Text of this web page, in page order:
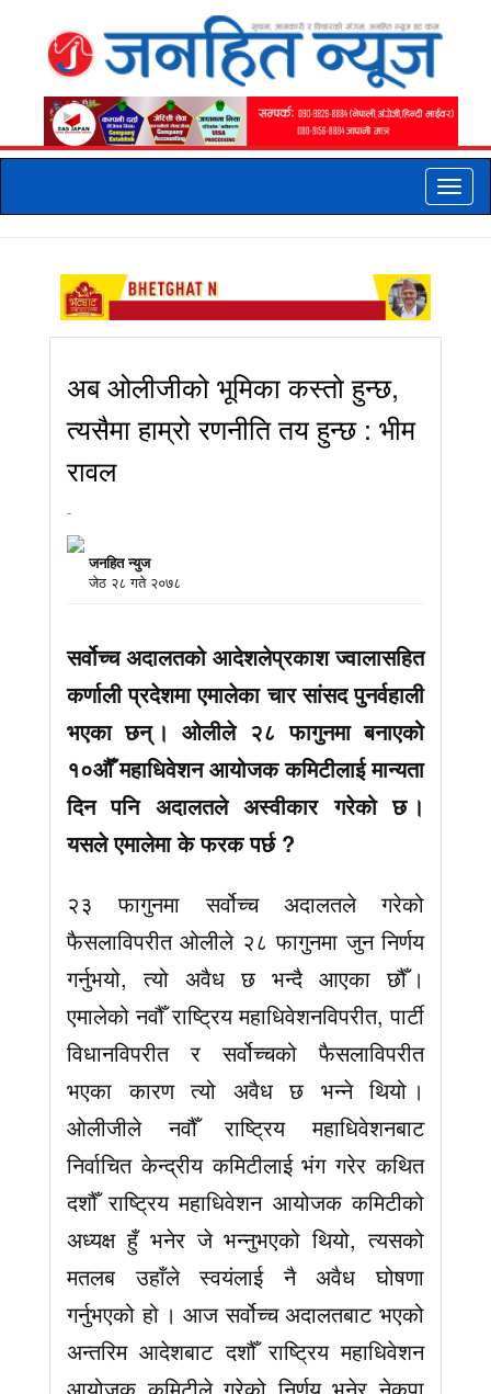
Toggle
अब ओलीजीको भूमिका कस्तो हुन्छ,
त्यसैमा हाम्रो रणनीति तय हुन्छ : भीम
रावल
-
जनहित न्युज
जेठ २८ गते २०७८
सर्वोच्च अदालतको आदेशलेप्रकाश ज्वालासहित
कर्णाली प्रदेशमा एमालेका चार सांसद पुनर्वहाली
भएका छन् । ओलीले २८ फागुनमा बनाएको
१०औँ महाधिवेशन आयोजक कमिटीलाई मान्यता
दिन पनि अदालतले अस्वीकार गरेको छ ।
यसले एमालेमा के फरक पर्छ ?
२३ फागुनमा सर्वोच्च अदालतले गरेको
फैसलाविपरीत ओलीले २८ फागुनमा जुन निर्णय
गर्नुभयो, त्यो अवैध छ भन्दै आएका छौँ ।
एमालेको नवौँ राष्ट्रिय महाधिवेशनविपरीत, पार्टी
विधानविपरीत र सर्वोच्चको फैसलाविपरीत
भएका कारण त्यो अवैध छ भन्ने थियो ।
ओलीजीले नवौँ राष्ट्रिय महाधिवेशनबाट
निर्वाचित केन्द्रीय कमिटीलाई भंग गरेर कथित
दशौँ राष्ट्रिय महाधिवेशन आयोजक कमिटीको
अध्यक्ष हुँ भनेर जे भन्नुभएको थियो, त्यसको
मतलब उहाँले स्वयंलाई नै अवैध घोषणा
गर्नुभएको हो । आज सर्वोच्च अदालतबाट भएको
अन्तरिम आदेशबाट दशौँ राष्ट्रिय महाधिवेशन